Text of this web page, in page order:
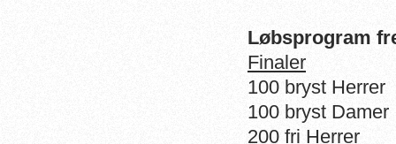
Løbsprogram
Finaler
100 bryst Herrer
100 bryst Damer
200 fri Herrer